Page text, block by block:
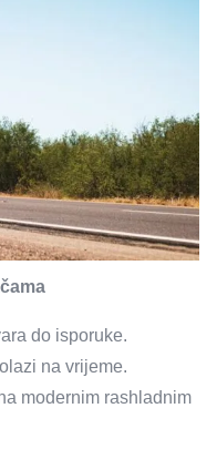
do isporuke.
na vrijeme.
modernim rashladnim